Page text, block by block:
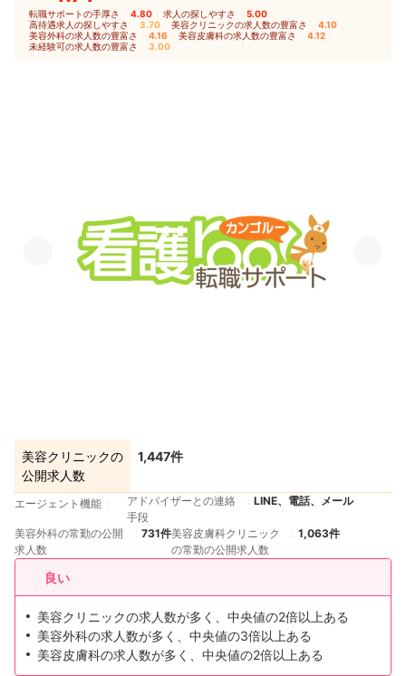
転職サポートの手厚さ 4.80 求人の探しやすさ 5.00
高待遇求人の探しやすさ 3.70 美容クリニックの求人数の豊富さ 4.10
美容外科の求人数の豊富さ 4.16 美容皮膚科の求人数の豊富さ 4.12
未経験可の求人数の豊富さ 3.00
美容クリニックの
公開求人数
1,447件
エージェント機能
アドバイザーとの連絡
手段
LINE、電話、メール
美容外科の常勤の公開
求人数
731件美容皮膚科クリニック
の常勤の公開求人数
1,063件
良い
美容クリニックの求人数が多く、中央値の2倍以上ある
美容外科の求人数が多く、中央値の3倍以上ある
美容皮膚科の求人数が多く、中央値の2倍以上ある